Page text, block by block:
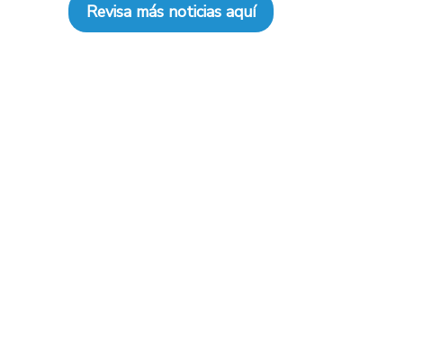
Revisa más noticias aquí